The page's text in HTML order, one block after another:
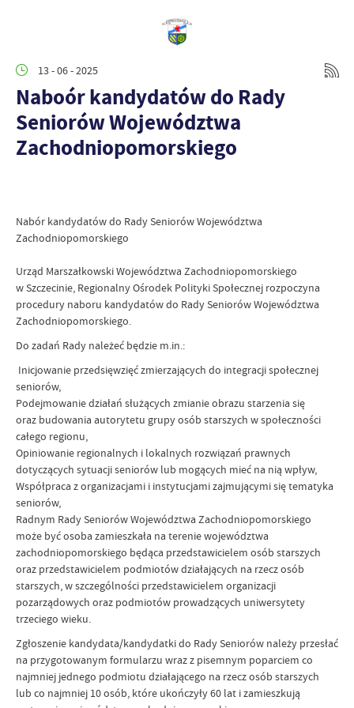
13 - 06 - 2025
Naboór kandydatów do Rady
Seniorów Województwa
Zachodniopomorskiego
Nabór kandydatów do Rady Seniorów Województwa
Zachodniopomorskiego
Urząd Marszałkowski Województwa Zachodniopomorskiego
w Szczecinie, Regionalny Ośrodek Polityki Społecznej rozpoczyna
procedury naboru kandydatów do Rady Seniorów Województwa
Zachodniopomorskiego.
Do zadań Rady należeć będzie m.in.:
Inicjowanie przedsięwzięć zmierzających do integracji społecznej
seniorów,
Podejmowanie działań służących zmianie obrazu starzenia się
oraz budowania autorytetu grupy osób starszych w społeczności
całego regionu,
Opiniowanie regionalnych i lokalnych rozwiązań prawnych
dotyczących sytuacji seniorów lub mogących mieć na nią wpływ,
Współpraca z organizacjami i instytucjami zajmującymi się tematyka
seniorów,
Radnym Rady Seniorów Województwa Zachodniopomorskiego
może być osoba zamieszkała na terenie województwa
zachodniopomorskiego będąca przedstawicielem osób starszych
oraz przedstawicielem podmiotów działających na rzecz osób
starszych, w szczególności przedstawicielem organizacji
pozarządowych oraz podmiotów prowadzących uniwersytety
trzeciego wieku.
Zgłoszenie kandydata/kandydatki do Rady Seniorów należy przesłać
na przygotowanym formularzu wraz z pisemnym poparciem co
najmniej jednego podmiotu działającego na rzecz osób starszych
lub co najmniej 10 osób, które ukończyły 60 lat i zamieszkują